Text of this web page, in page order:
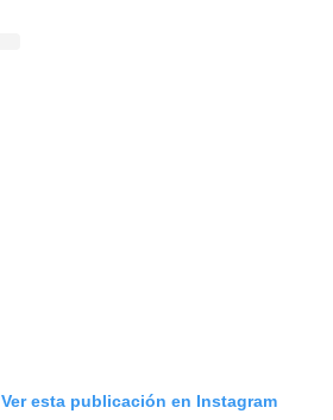
Ver esta publicación en Instagram